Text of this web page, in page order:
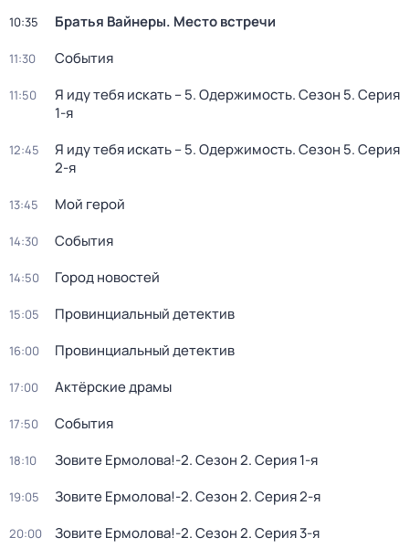
10:35 Братья Вайнеры. Место встречи
11:30 События
11:50 Я иду тебя искать – 5. Одержимость. Сезон 5. Серия
1-я
12:45 Я иду тебя искать – 5. Одержимость. Сезон 5. Серия
2-я
13:45 Мой герой
14:30 События
14:50 Город новостей
15:05 Провинциальный детектив
16:00 Провинциальный детектив
17:00 Актёрские драмы
17:50 События
18:10 Зовите Ермолова!-2. Сезон 2. Серия 1-я
19:05 Зовите Ермолова!-2. Сезон 2. Серия 2-я
20:00 Зовите Ермолова!-2. Сезон 2. Серия 3-я